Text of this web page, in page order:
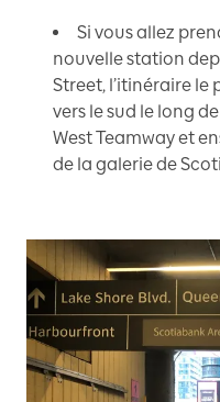
Si vous allez
nouvelle station
Street, l’itinéraire le
vers le sud le long
West Teamway et
de la galerie de